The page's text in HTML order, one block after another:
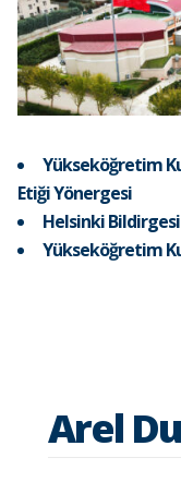
Yükseköğretim
Etiği Yönergesi
Helsinki Bildirgesi
Yükseköğretim
Arel